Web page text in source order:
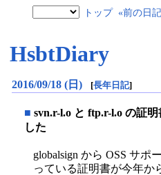
トップ «前の日
HsbtDiary
2016/09/18 (日) [長年日記]
■ svn.r-l.o と ftp.r-l.o の証
した
globalsign から OSS サポ
っている証明書が今年か